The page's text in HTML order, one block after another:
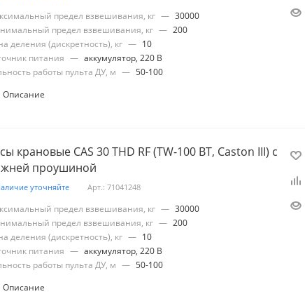
предел взвешивания, кг — 30000
предел взвешивания, кг — 200
деления (дискретность), кг — 10
питания — аккумулятор, 220 В
работы пульта ДУ, м — 50-100
Описание
крановые CAS 30 THD RF (TW-100 BT, Caston III) с
проушиной
уточняйте Арт.: 71041248
предел взвешивания, кг — 30000
предел взвешивания, кг — 200
деления (дискретность), кг — 10
питания — аккумулятор, 220 В
работы пульта ДУ, м — 50-100
Описание